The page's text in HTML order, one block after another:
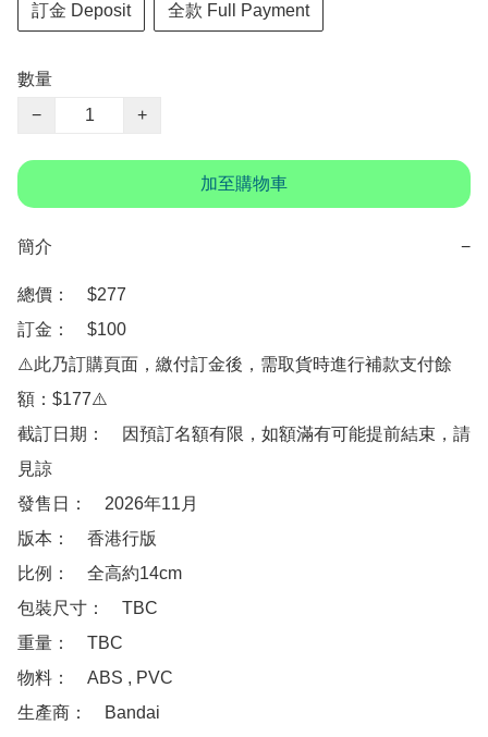
訂金 Deposit 全款 Full Payment
數量
−
+
加至購物車
簡介 −
總價：　$277
訂金：　$100
⚠️此乃訂購頁面，繳付訂金後，需取貨時進行補款支付餘
額：$177⚠️
截訂日期：　因預訂名額有限，如額滿有可能提前結束，請
見諒
發售日：　2026年11月
版本：　香港行版
比例：　全高約14cm
包裝尺寸：　TBC
重量：　TBC
物料：　ABS , PVC
生產商：　Bandai